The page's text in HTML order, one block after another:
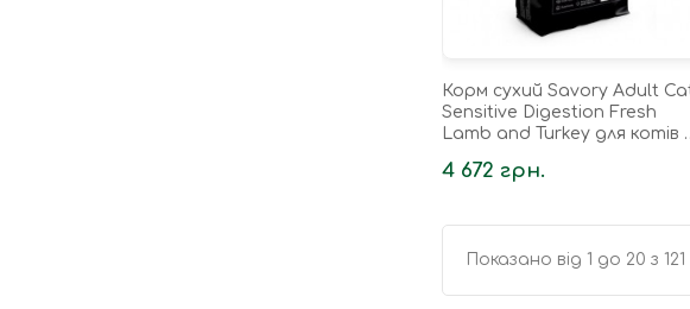
Корм сухий Savory Adult
Sensitive Digestion Fresh
Lamb and Turkey для котів з
свіжим...
4 672 грн.
Показано від 1 до 20 з